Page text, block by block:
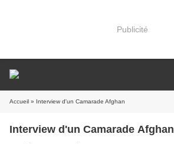
Publicité
Accueil » Interview d'un Camarade Afghan
Interview d'un Camarade Afghan